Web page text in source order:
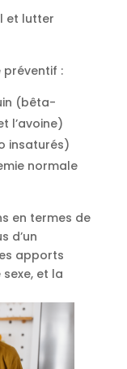
et lutter
préventif :
(bêta-
l’avoine)
insaturés)
normale
en termes de
d’un
apports
et la